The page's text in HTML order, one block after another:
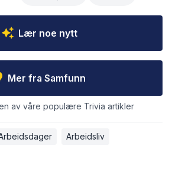
Lær noe nytt
Mer fra Samfunn
av våre populære Trivia artikler
Arbeidsliv